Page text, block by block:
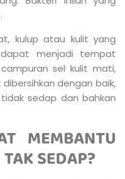
kulup atau kulit yang
menjadi tempat
sel kulit mati,
dengan baik,
sedap dan bahkan
MEMBANTU
SEDAP?